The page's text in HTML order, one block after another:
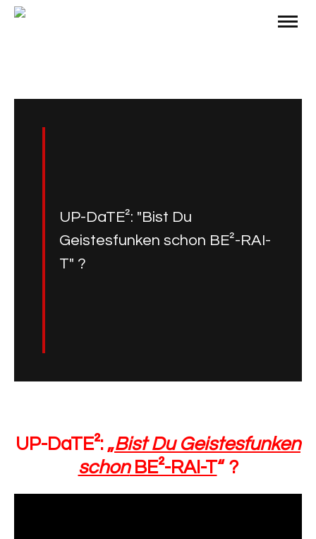
UP-DaTE²: "Bist Du
Geistesfunken schon BE²-RAI-
T" ?
UP-DaTE²: „Bist Du Geistesfunken
schonBE²-RAI-T“ ?